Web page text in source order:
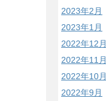
2023年2月
2023年1月
2022年12月
2022年11月
2022年10月
2022年9月